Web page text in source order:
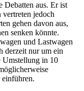
Debatten aus. Er ist
jedoch
gehen davon aus,
senken könnte.
und Lastwagen
derzeit nur um ein
Umstellung in 10